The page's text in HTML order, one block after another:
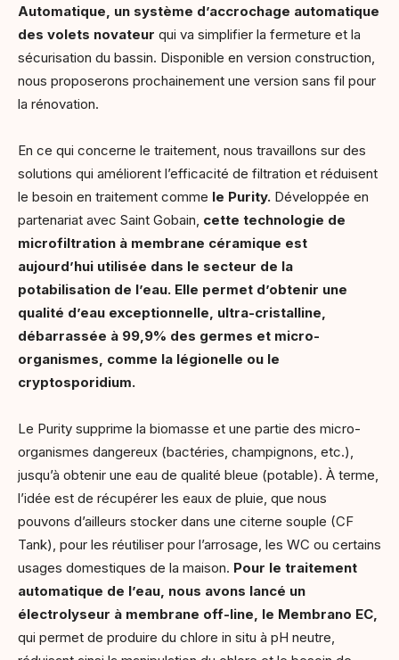
Automatique, un système d’accrochage automatique
des volets novateur qui va simplifier la fermeture et la
sécurisation du bassin. Disponible en version construction,
nous proposerons prochainement une version sans fil pour
la rénovation.
En ce qui concerne le traitement, nous travaillons sur des
solutions qui améliorent l’efficacité de filtration et réduisent
le besoin en traitement comme le Purity. Développée en
partenariat avec Saint Gobain, cette technologie de
microfiltration à membrane céramique est
aujourd’hui utilisée dans le secteur de la
potabilisation de l’eau. Elle permet d’obtenir une
qualité d’eau exceptionnelle, ultra-cristalline,
débarrassée à 99,9% des germes et micro-
organismes, comme la légionelle ou le
cryptosporidium.
Le Purity supprime la biomasse et une partie des micro-
organismes dangereux (bactéries, champignons, etc.),
jusqu’à obtenir une eau de qualité bleue (potable). À terme,
l’idée est de récupérer les eaux de pluie, que nous
pouvons d’ailleurs stocker dans une citerne souple (CF
Tank), pour les réutiliser pour l’arrosage, les WC ou certains
usages domestiques de la maison. Pour le traitement
automatique de l’eau, nous avons lancé un
électrolyseur à membrane off-line, le Membrano EC,
qui permet de produire du chlore in situ à pH neutre,